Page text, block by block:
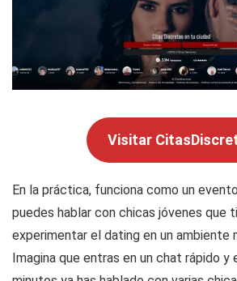
Visitar
En la práctica, funciona como un
puedes hablar con chicas jóvenes que
experimentar el dating en un ambiente
Imagina que entras en un chat rápido y